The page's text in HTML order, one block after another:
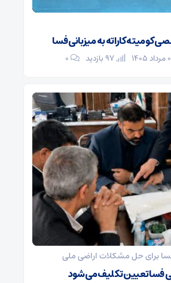
کومیته کاراته به میزبانی فسا
۰
برای حل مشکلات اراضی ملی
فسا تعیین تکلیف می‌شود